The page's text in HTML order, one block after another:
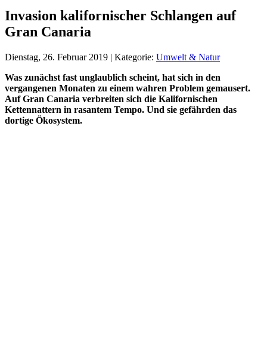
Invasion kalifornischer Schlangen auf
Gran Canaria
Dienstag, 26. Februar 2019 | Kategorie: Umwelt & Natur
Was zunächst fast unglaublich scheint, hat sich in den
vergangenen Monaten zu einem wahren Problem gemausert.
Auf Gran Canaria verbreiten sich die Kalifornischen
Kettennattern in rasantem Tempo. Und sie gefährden das
dortige Ökosystem.